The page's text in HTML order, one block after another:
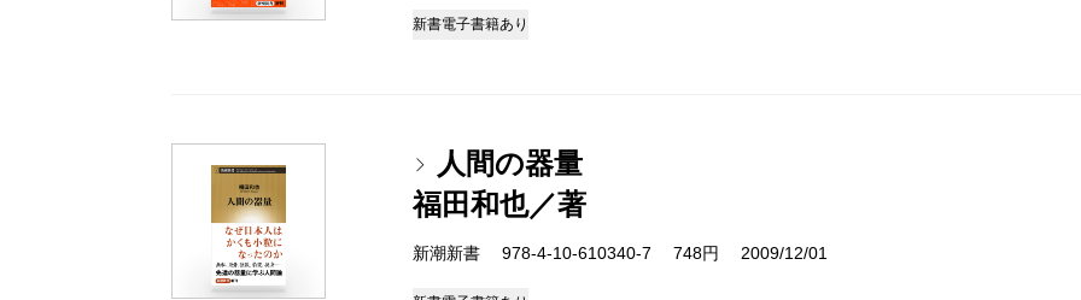
新書電子書籍あり
人間の器量
福田和也／著
新潮新書 978-4-10-610340-7 748円 2009/12/01